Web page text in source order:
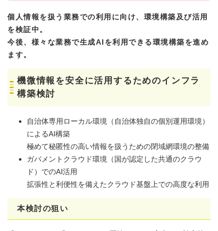
個人情報を扱う業務での利用に向け、環境構築及び活用
を検証中。
今後、様々な業務で生成AIを利用できる環境構築を進め
ます。
機微情報を安全に活用するためのインフラ
構築検討​
自治体専用ローカル環境（自治体独自の個別運用環境）
によるAI構築
極めて秘匿性の高い情報を扱うための閉域網環境の整備
ガバメントクラウド環境（国が認定した共通のクラウ
ド）でのAI活用
​拡張性と利便性を備えたクラウド基盤上での高度な利用
本検討の狙い